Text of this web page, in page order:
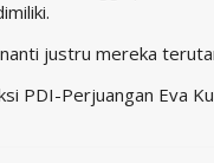
justru mereka
PDI-Perjuangan Eva